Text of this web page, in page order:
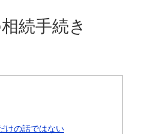
続手続き
けの話ではない